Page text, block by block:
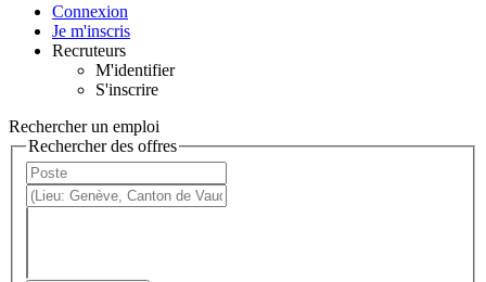
Connexion
Je m'inscris
Recruteurs
M'identifier
S'inscrire
Rechercher un emploi
Rechercher des offres